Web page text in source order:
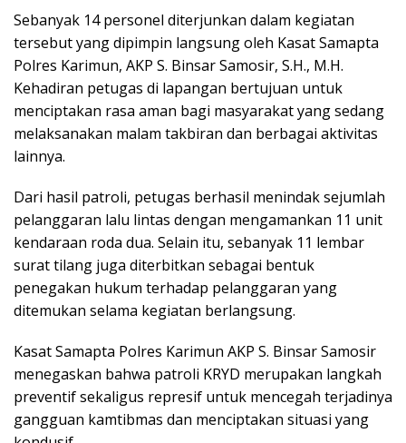
Sebanyak 14 personel diterjunkan dalam kegiatan
tersebut yang dipimpin langsung oleh Kasat Samapta
Polres Karimun, AKP S. Binsar Samosir, S.H., M.H.
Kehadiran petugas di lapangan bertujuan untuk
menciptakan rasa aman bagi masyarakat yang sedang
melaksanakan malam takbiran dan berbagai aktivitas
lainnya.
Dari hasil patroli, petugas berhasil menindak sejumlah
pelanggaran lalu lintas dengan mengamankan 11 unit
kendaraan roda dua. Selain itu, sebanyak 11 lembar
surat tilang juga diterbitkan sebagai bentuk
penegakan hukum terhadap pelanggaran yang
ditemukan selama kegiatan berlangsung.
Kasat Samapta Polres Karimun AKP S. Binsar Samosir
menegaskan bahwa patroli KRYD merupakan langkah
preventif sekaligus represif untuk mencegah terjadinya
gangguan kamtibmas dan menciptakan situasi yang